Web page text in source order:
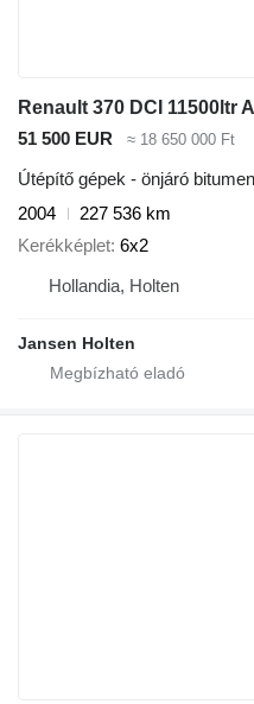
Renault 370 DCI 11500ltr
51 500 EUR
≈ 18 650 000 Ft
Útépítő gépek - önjáró
2004
227 536 km
Kerékképlet 6x2
Hollandia, Holten
Jansen Holten